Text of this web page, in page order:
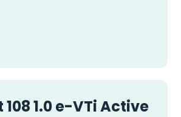
108 1.0 e-VTi Active